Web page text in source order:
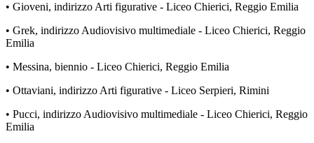
• Gioveni, indirizzo Arti figurative - Liceo Chierici, Reggio Emilia
• Grek, indirizzo Audiovisivo multimediale - Liceo Chierici, Reggio
Emilia
• Messina, biennio - Liceo Chierici, Reggio Emilia
• Ottaviani, indirizzo Arti figurative - Liceo Serpieri, Rimini
• Pucci, indirizzo Audiovisivo multimediale - Liceo Chierici, Reggio
Emilia